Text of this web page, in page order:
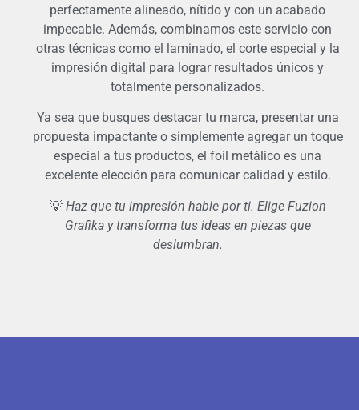
perfectamente alineado, nítido y con un acabado
impecable. Además, combinamos este servicio con
otras técnicas como el laminado, el corte especial y la
impresión digital para lograr resultados únicos y
totalmente personalizados.
Ya sea que busques destacar tu marca, presentar una
propuesta impactante o simplemente agregar un toque
especial a tus productos, el foil metálico es una
excelente elección para comunicar calidad y estilo.
💡 Haz que tu impresión hable por ti. Elige Fuzion
Grafika y transforma tus ideas en piezas que
deslumbran.